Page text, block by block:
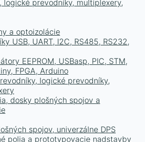
logické prevodníky, multiplexery,
a optoizolácie
USB, UART, I2C, RS485, RS232,
EEPROM, USBasp, PIC, STM,
FPGA, Arduino
logické prevodníky,
dosky plošných spojov a
spojov, univerzálne DPS
polia a prototypovacie nadstavby